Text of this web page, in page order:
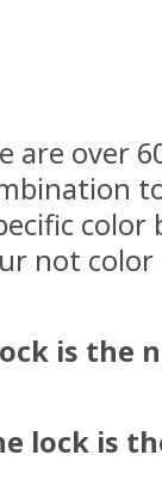
are over
color
not
is the
lock is